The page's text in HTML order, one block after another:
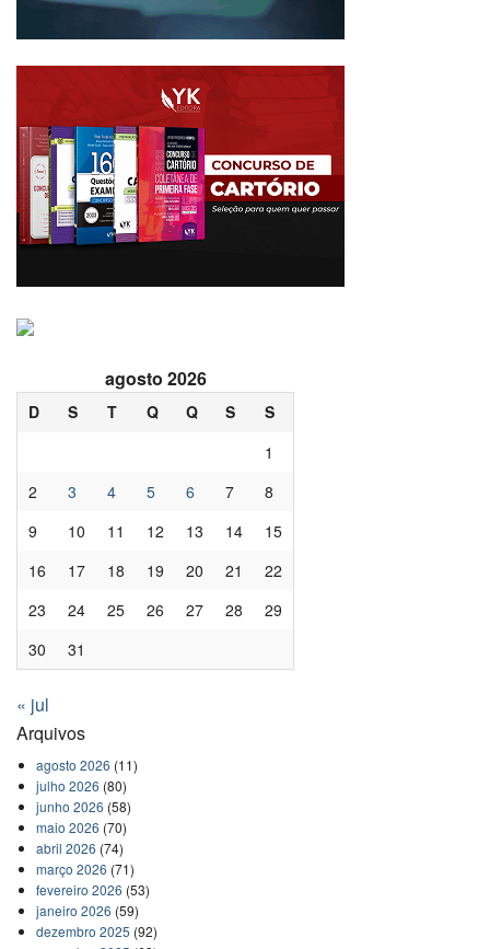
agosto 2026
D S T Q Q S
S
1
2
3 4 5 6 7
8
9
10 11 12 13 14
15
16
17 18 19 20 21
22
23
24 25 26 27 28
29
30
31
« jul
Arquivos
agosto 2026 (11)
julho 2026 (80)
junho 2026 (58)
maio 2026 (70)
abril 2026 (74)
março 2026 (71)
fevereiro 2026 (53)
janeiro 2026 (59)
dezembro 2025 (92)